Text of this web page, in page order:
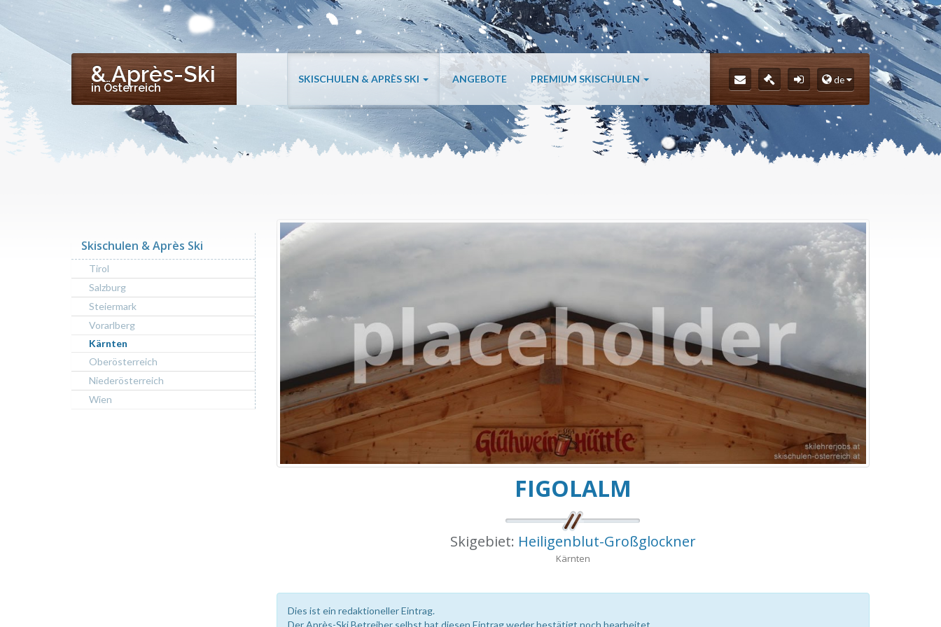
& Après-Ski
in Österreich
SKISCHULEN & APRÈS SKI ANGEBOTE PREMIUM SKISCHULEN de
FIGOLALM
Skigebiet: Heiligenblut-Großglockner
Kärnten
Dies ist ein redaktioneller Eintrag.
Skischulen & Après Ski
Tirol
Salzburg
Steiermark
Vorarlberg
Kärnten
Oberösterreich
Niederösterreich
Wien